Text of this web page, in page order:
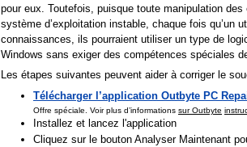
pour eux. Toutefois, puisque toute manipulation
système d’exploitation instable, chaque fois qu’un
connaissances, ils pourraient utiliser un type de
Windows sans exiger des compétences spéciales
Les étapes suivantes peuvent aider à corriger le
Télécharger l’application Outbyte PC
Offre spéciale. Voir plus d’informations sur Outbyte
Installez et lancez l'application
Cliquez sur le bouton Analyser Maintenant